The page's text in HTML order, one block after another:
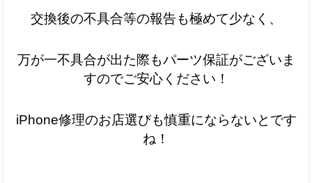
交換後の不具合等の報告も極めて少なく、
万が一不具合が出た際もパーツ保証がございま
すのでご安心ください！
iPhone修理のお店選びも慎重にならないとです
ね！